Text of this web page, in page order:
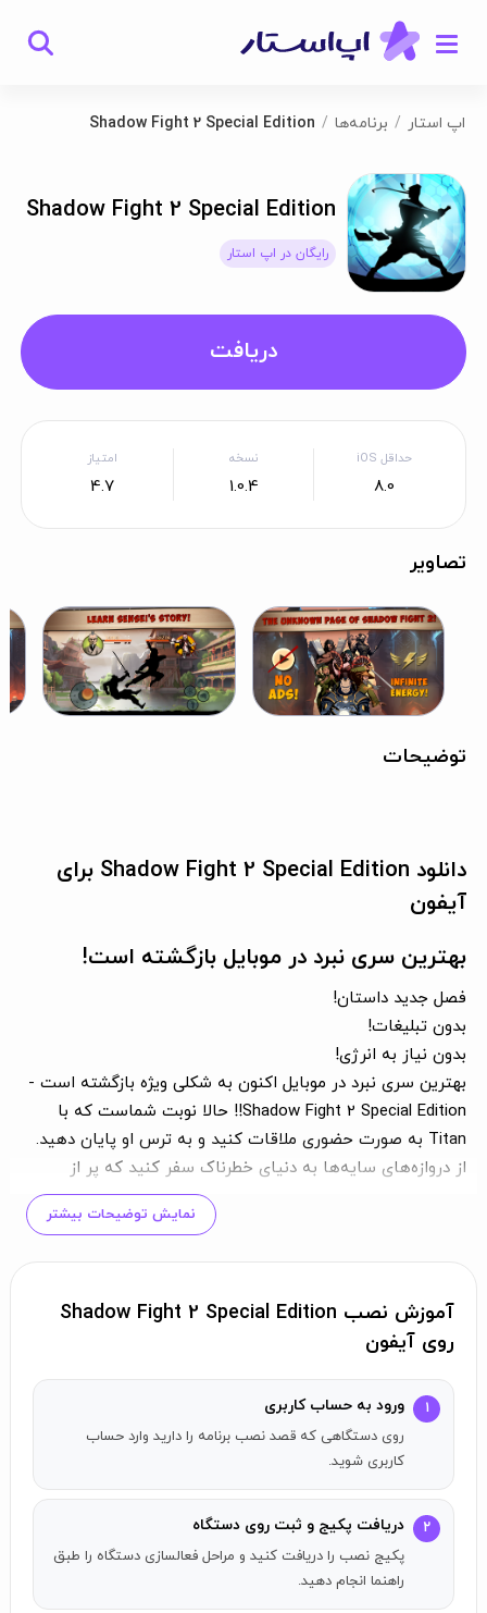
اپ استار برنامه‌ها Shadow Fight 2 Special Edition
Shadow Fight 2 Special Edition
رایگان در اپ استار
دریافت
حداقل iOS
8.0
نسخه
1.0.4
امتیاز
4.7
تصاویر
توضیحات
دانلود Shadow Fight 2 Special Edition برای
آیفون
بهترین سری نبرد در موبایل بازگشته است!
فصل جدید داستان!
بدون تبلیغات!
بدون نیاز به انرژی!
بهترین سری نبرد در موبایل اکنون به شکلی ویژه بازگشته است -
Shadow Fight 2 Special Edition!! حالا نوبت شماست که با
Titan به صورت حضوری ملاقات کنید و به ترس او پایان دهید.
از دروازه‌های سایه‌ها به دنیای خطرناک سفر کنید که پر از
نبردهای به یاد ماندنی و قهرمانان شجاع است. این سرزمین‌ها
در انتظار یک ماجراجوی شجاع هستند تا ظاهر شده و آنها را از
یک زرادخانه بزرگ از سلاح‌های کشنده جمع‌آوری کنید، تجهیزات
خود را ترکیب کنید و ده‌ها مهارت و حرکت را ارتقا دهید!
بدون تبلیغات!
بدون نیاز به انرژی. هر زمان و هر جا که بخواهید وارد میدان نبرد
شوید!
آشکار کردن حقیقت پشت گذشته Sensei در یک فصل جدید داستان!
حالت داستانی را بدون نیاز به زحمت زیاد تکمیل کنید!
خود را با حجم زیادی از سلاح‌ها و زره‌ها تجهیز کنید. از طریق نبردها
مقدار زیادی جواهر به دست آورید و زرادخانه خود را بزرگتر کنید!
نمایش توضیحات بیشتر
آموزش نصب Shadow Fight 2 Special Edition
روی آیفون
۱ ورود به حساب کاربری
روی دستگاهی که قصد نصب برنامه را دارید وارد حساب
کاربری شوید.
۲ دریافت پکیج و ثبت روی دستگاه
پکیج نصب را دریافت کنید و مراحل فعالسازی دستگاه را طبق
راهنما انجام دهید.